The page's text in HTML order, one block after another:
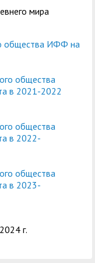
мира
общества ИФФ на
общества
в 2021-2022
общества
в 2022-
общества
в 2023-
г.